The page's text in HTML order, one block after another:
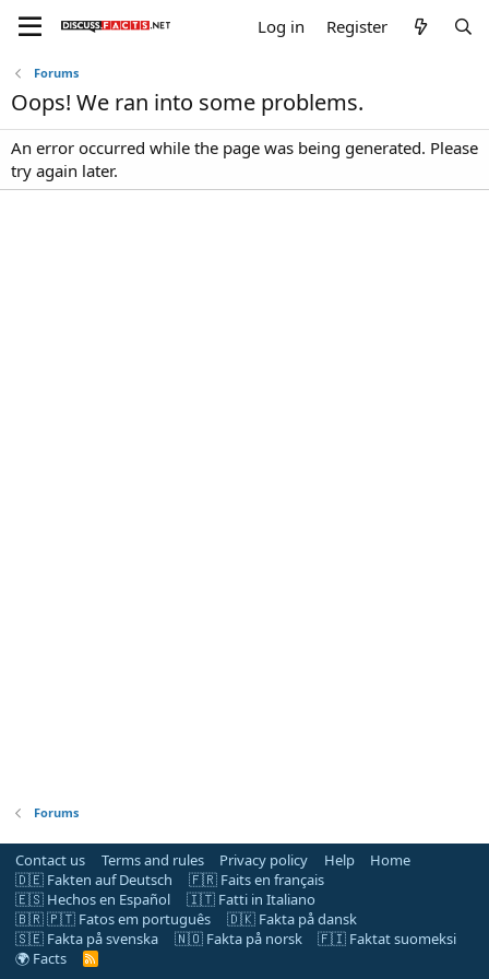
Log in Register
Forums
Oops! We ran into some problems.
An error occurred while the page was being generated. Please
try again later.
Forums
Contact us Terms and rules Privacy policy Help
Home
🇩🇪 Fakten auf Deutsch
🇫🇷 Faits en français
🇪🇸 Hechos en Español
🇮🇹 Fatti in Italiano
🇧🇷 🇵🇹 Fatos em português
🇩🇰 Fakta på dansk
🇸🇪 Fakta på svenska
🇳🇴 Fakta på norsk
🇫🇮 Faktat suomeksi
🌍 Facts
R